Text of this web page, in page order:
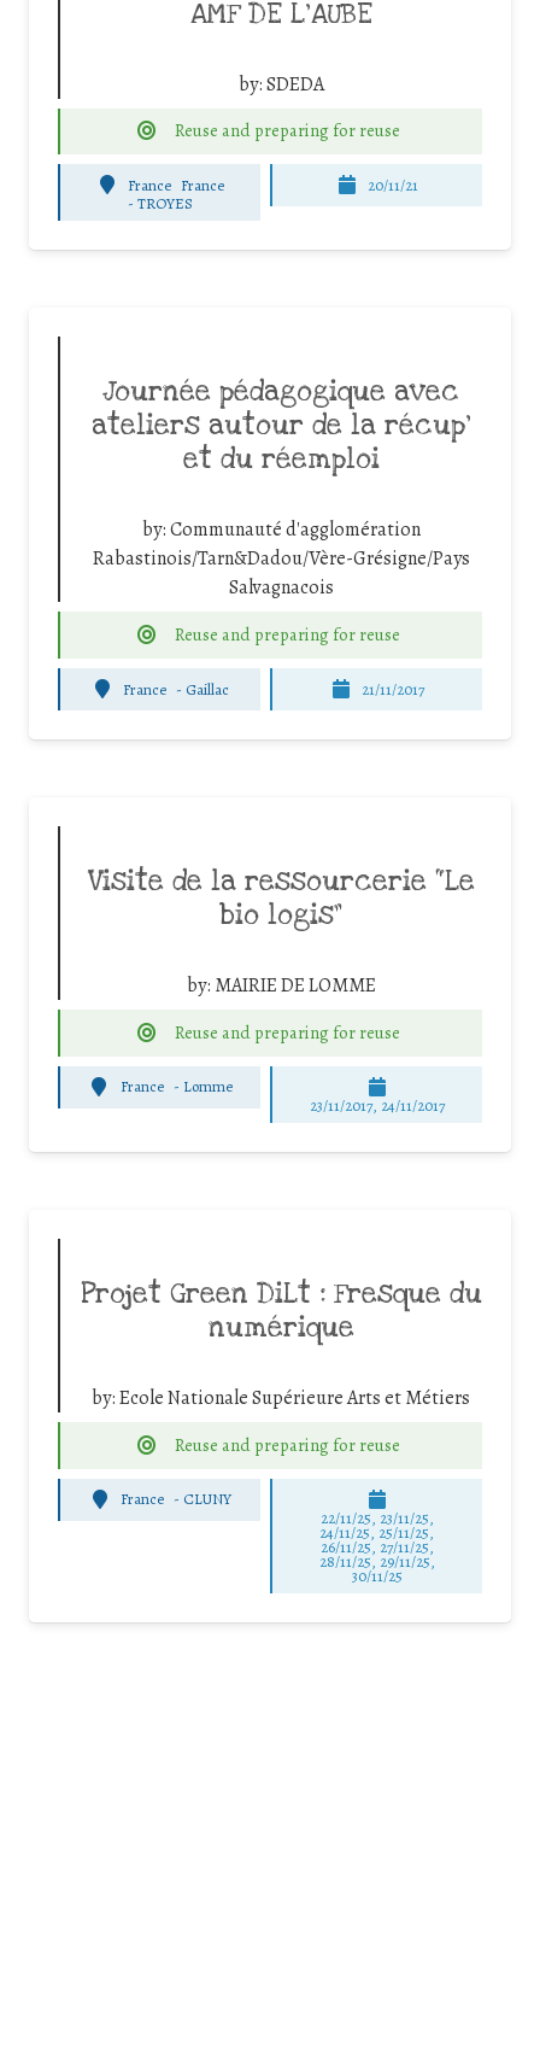
AMF DE L’AUBE
by:SDEDA
Reuse and preparing for reuse
France France
- TROYES
20/11/21
Journée pédagogique avec
ateliers autour de la récup’
et du réemploi
by:Communauté d'agglomération
Rabastinois/Tarn&Dadou/Vère-Grésigne/Pays
Salvagnacois
Reuse and preparing for reuse
France - Gaillac 21/11/2017
Visite de la ressourcerie “Le
bio logis”
by: MAIRIE DE LOMME
Reuse and preparing for reuse
France - Lomme
23/11/2017, 24/11/2017
Projet Green DiLt : Fresque du
numérique
by:Ecole Nationale Supérieure Arts et Métiers
Reuse and preparing for reuse
France - CLUNY
22/11/25, 23/11/25,
24/11/25, 25/11/25,
26/11/25, 27/11/25,
28/11/25, 29/11/25,
30/11/25